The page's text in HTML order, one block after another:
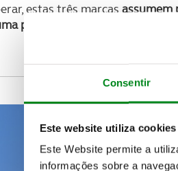
Consentir
Este website utiliza cookies
Este Website permite a
informações sobre a
estas três marcas assumem
proposta generalista